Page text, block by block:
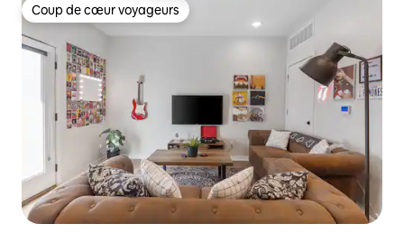
Coup de cœur voyageurs
Coup de cœur voyageurs